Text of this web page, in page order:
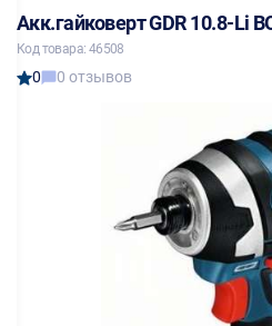
Акк.гайковерт GDR 10.8-Li
Код товара: 46508
0 0 отзывов